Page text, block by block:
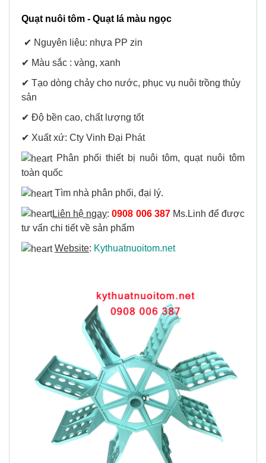
Quạt nuôi tôm - Quạt lá màu ngọc
✔ Nguyên liệu: nhựa PP zin
✔ Màu sắc : vàng, xanh
✔ Tạo dòng chảy cho nước, phục vụ nuôi trồng thủy
sản
✔ Độ bền cao, chất lượng tốt
✔ Xuất xứ: Cty Vinh Đại Phát
Phân phối thiết bị nuôi tôm, quạt nuôi tôm
toàn quốc
Tìm nhà phân phối, đại lý.
Liên hệ ngay:0908 006 387Ms.Linh để được
tư vấn chi tiết về sản phẩm
Website: Kythuatnuoitom.net